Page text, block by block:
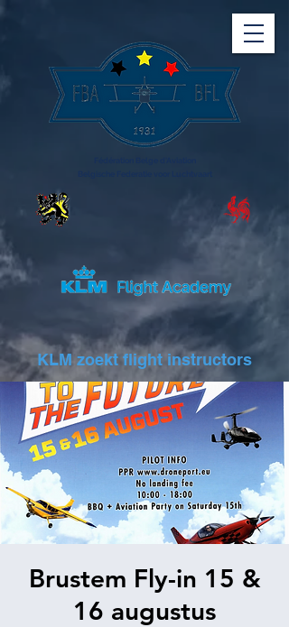
KLM zoekt flight instructors
Brustem Fly-in 15 &
16 augustus